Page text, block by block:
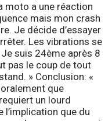
moto a une réaction
mais mon crash
Je décide d’essayer
Les vibrations se
suis 24ème après 8
pas le coup de tout
» Conclusion: «
que
un lourd
l’implication que du